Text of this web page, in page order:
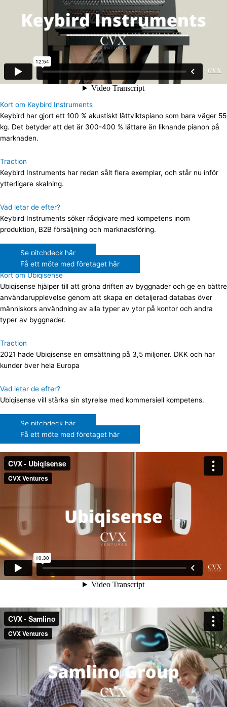
Kort om Keybird Instruments
Keybird har gjort ett 100 % akustiskt lättviktspiano som bara väger 55
kg. Det betyder att det är 300-400 % lättare än liknande pianon på
marknaden.
Traction
Keybird Instruments har redan sålt flera exemplar, och står nu inför
ytterligare skalning.
Vad letar de efter?
Keybird Instruments söker rådgivare med kompetens inom
produktion, B2B försäljning och marknadsföring.
Se pitchdeck här
Få ett möte med företaget här
Kort om Ubiqisense
Ubiqisense hjälper till att gröna driften av byggnader och ge en bättre
användarupplevelse genom att skapa en detaljerad databas över
människors användning av alla typer av ytor på kontor och andra
typer av byggnader.
Traction
2021 hade Ubiqisense en omsättning på 3,5 miljoner. DKK och har
kunder över hela Europa
Vad letar de efter?
Ubiqisense vill stärka sin styrelse med kommersiell kompetens.
Se pitchdeck här
Få ett möte med företaget här